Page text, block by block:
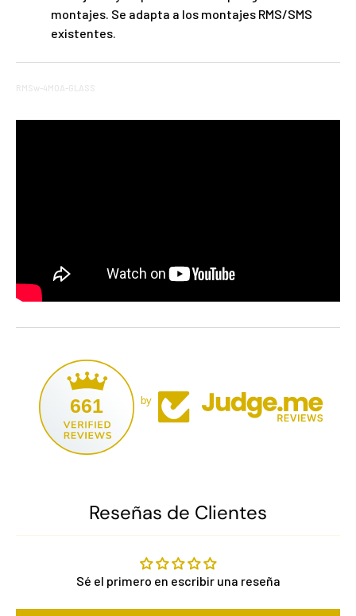
montajes. Se adapta a los montajes RMS/SMS
existentes.
RMSw-4MOA-GLASS
661 by
Reseñas de Clientes
Sé el primero en escribir una reseña